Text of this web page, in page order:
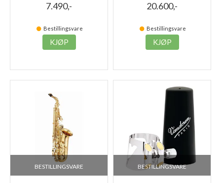
7.490,-
Bestillingsvare
KJØP
20.600,-
Bestillingsvare
KJØP
BESTILLINGSVARE BESTILLINGSVARE